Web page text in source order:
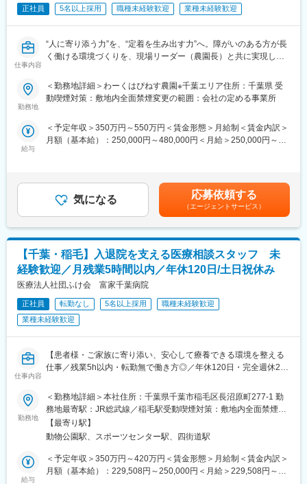
・受け入れ可能な患者条件のご案内
・患者様の紹介獲得・調整
※ノルマなし
（3） 採用担当（人事）
・学校訪問・関係構築
■配属について
本求人は地域連携推進室・医療相談室の総合職採用です。
※入社後のキャリアチェンジの可能性もございます
■キャリアパス：
配属後は担当部署で知識・経験を身につけていただきます。
将来的には本人の希望や適性に応じて、医療相談、地域連携営
業、採用、人材育成など幅広い業務へチャレンジできます。
実績や成果を正当に評価しており、年齢や勤続年数に関係なく早
■働き方：
・休日：完全週休2日制（土日祝）／年休120日
※室長がメンバーの業務量を確認し、調整することで残業抑制に繋
がっております。
・マイカー通勤可能
正社員 5名以上採用 職種未経験歓迎 業種未経験歓迎
仕事内容
“人に寄り添う力”を、“定着を生み出す力”へ。障がいのある方が長
く働ける環境づくりを、現場リーダー（農園長）と共に実現しま
単なる支援ではなく、“仕組み”で定着率を高めるポジションです。
プライム上場Gで安定的に働く◎
企業・農園・障がいスタッフの間に立ち、「長く働ける状態」を
つくることがミッションです。
＜未経験からでも安心ください！＞
独自の事業・ビジネスモデルのため、職種未経験から入社されて
いる方が大半です！
導入研修として、1カ月半程度は自社サービスや他部署の業務の理
解など基本からしっかりと学ぶことができます。
■具体的には
・担当農園（2拠点）を巡回し、農園長へのマネジメント支援
・スタッフの定着課題の抽出と改善提案
・企業へのレポーティングと環境改善提案
・農園長が抱える悩み（人材・運営）の相談対応
※1人当たり2農園程担当いただく想定です。
１つの農園に20~30社参画されており、1社あたり3名以上の障が
いスタッフを雇用しています。
農園長も20名程おります。農園長のフォローを中心に参画企業や
■この仕事の面白さ
・「辞めない」ではなく「続けられる仕組み」を作る
・人の変化を長期スパンで見れる
・接客よりも深い“関係構築力”が身につく
■ビジネスモデル：
勤務地
＜勤務地詳細＞わーくはぴねす農園※千葉エリア住所：千葉県 受
動喫煙対策：敷地内全面禁煙変更の範囲：会社の定める事業所
給与
＜予定年収＞350万円～550万円＜賃金形態＞月給制＜賃金内訳＞
月額（基本給）：250,000円～480,000円＜月給＞250,000円～
（8月・2月）■賞与：年2回（7月・12月）賃金はあくまでも目安
の金額であり、選考を通じて上下する可能性があります。月給(月
額)は固定手当を含めた表記です。
気になる 応募依頼する
（エージェントサービス）
【千葉・稲毛】入退院を支える医療相談スタッフ 未
経験歓迎／月残業5時間以内／年休120日/土日祝休み
医療法人社団ふけ会 富家千葉病院
正社員 転勤なし 5名以上採用
職種未経験歓迎
業種未経験歓迎
仕事内容
【患者様・ご家族に寄り添い、安心して療養できる環境を整える
仕事／残業5h以内・転勤無で働き方◎／年休120日・完全週休2日
■業務内容
入退院の支援を中心に、患者様やご家族の不安や課題を解決しな
がら、最適な療養環境へつなぐポジションです。
医師や看護師、ケアマネージャー（※在宅介護サービスの計画を立
てる専門職）と連携しながら、“橋渡し役”として一貫した支援を行
っていただきますので、将来的に医療相談員として専門性を身に
つけられる仕事です。
勤務地
＜勤務地詳細＞本社住所：千葉県千葉市稲毛区長沼原町277-1 勤
務地最寄駅：JR総武線／稲毛駅受動喫煙対策：敷地内全面禁煙変
更の範囲：会社の定める事業所
【最寄り駅】
動物公園駅、スポーツセンター駅、四街道駅
給与
＜予定年収＞350万円～420万円＜賃金形態＞月給制＜賃金内訳＞
月額（基本給）：229,508円～250,000円＜月給＞229,508円～